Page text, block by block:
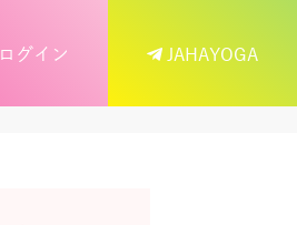
ログイン JAHAYOGA